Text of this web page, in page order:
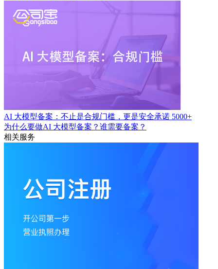
AI 大模型备案：不止是合规门槛，更是安全承诺 5000+
为什么要做AI 大模型备案？谁需要备案？
相关服务